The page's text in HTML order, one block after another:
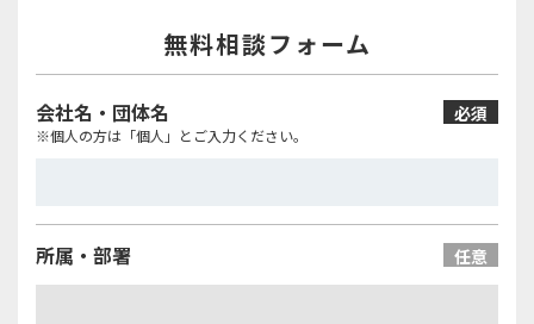
無料相談フォーム
会社名・団体名 必須
※個人の方は「個人」とご入力ください。
所属・部署 任意